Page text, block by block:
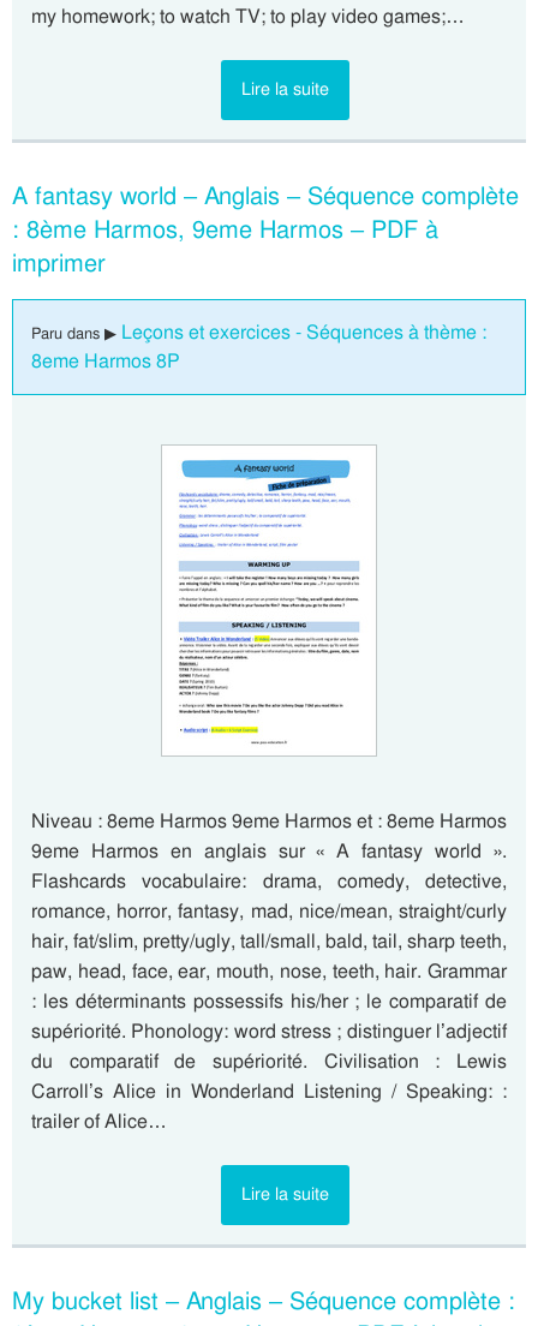
my homework; to watch TV; to play video games;…
Lire la suite
A fantasy world – Anglais – Séquence complète
: 8ème Harmos, 9eme Harmos – PDF à
imprimer
Paru dans ▶ Leçons et exercices - Séquences à thème :
8eme Harmos 8P
Niveau : 8eme Harmos 9eme Harmos et : 8eme Harmos
9eme Harmos en anglais sur « A fantasy world ».
Flashcards vocabulaire: drama, comedy, detective,
romance, horror, fantasy, mad, nice/mean, straight/curly
hair, fat/slim, pretty/ugly, tall/small, bald, tail, sharp teeth,
paw, head, face, ear, mouth, nose, teeth, hair. Grammar
: les déterminants possessifs his/her ; le comparatif de
supériorité. Phonology: word stress ; distinguer l’adjectif
du comparatif de supériorité. Civilisation : Lewis
Carroll’s Alice in Wonderland Listening / Speaking: :
trailer of Alice…
Lire la suite
My bucket list – Anglais – Séquence complète :